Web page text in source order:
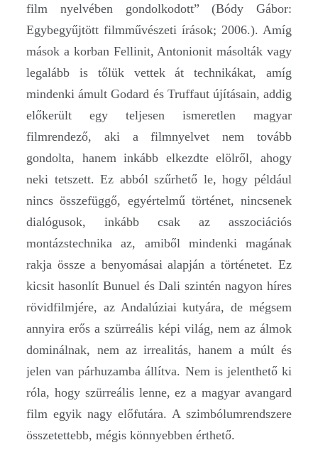
film nyelvében gondolkodott” (Bódy Gábor:
Egybegyűjtött filmművészeti írások; 2006.). Amíg
mások a korban Fellinit, Antonionit másolták vagy
legalább is tőlük vettek át technikákat, amíg
mindenki ámult Godard és Truffaut újításain, addig
előkerült egy teljesen ismeretlen magyar
filmrendező, aki a filmnyelvet nem tovább
gondolta, hanem inkább elkezdte elölről, ahogy
neki tetszett. Ez abból szűrhető le, hogy például
nincs összefüggő, egyértelmű történet, nincsenek
dialógusok, inkább csak az asszociációs
montázstechnika az, amiből mindenki magának
rakja össze a benyomásai alapján a történetet. Ez
kicsit hasonlít Bunuel és Dali szintén nagyon híres
rövidfilmjére, az Andalúziai kutyára, de mégsem
annyira erős a szürreális képi világ, nem az álmok
dominálnak, nem az irrealitás, hanem a múlt és
jelen van párhuzamba állítva. Nem is jelenthető ki
róla, hogy szürreális lenne, ez a magyar avangard
film egyik nagy előfutára. A szimbólumrendszere
összetettebb, mégis könnyebben érthető.